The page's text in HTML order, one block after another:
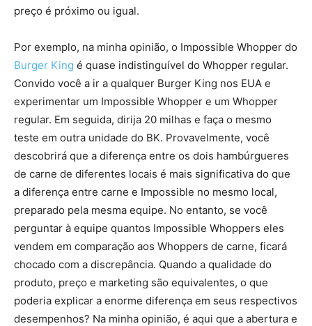
preço é próximo ou igual.
Por exemplo, na minha opinião, o Impossible Whopper do
Burger King é quase indistinguível do Whopper regular.
Convido você a ir a qualquer Burger King nos EUA e
experimentar um Impossible Whopper e um Whopper
regular. Em seguida, dirija 20 milhas e faça o mesmo
teste em outra unidade do BK. Provavelmente, você
descobrirá que a diferença entre os dois hambúrgueres
de carne de diferentes locais é mais significativa do que
a diferença entre carne e Impossible no mesmo local,
preparado pela mesma equipe. No entanto, se você
perguntar à equipe quantos Impossible Whoppers eles
vendem em comparação aos Whoppers de carne, ficará
chocado com a discrepância. Quando a qualidade do
produto, preço e marketing são equivalentes, o que
poderia explicar a enorme diferença em seus respectivos
desempenhos? Na minha opinião, é aqui que a abertura e